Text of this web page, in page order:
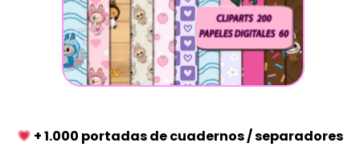
+1.000 portadas de cuadernos / separadores